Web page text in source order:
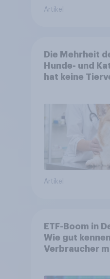
Artikel
Die Mehrheit
Hunde- und
hat keine
Artikel
ETF-Boom in
Wie gut
Verbraucher